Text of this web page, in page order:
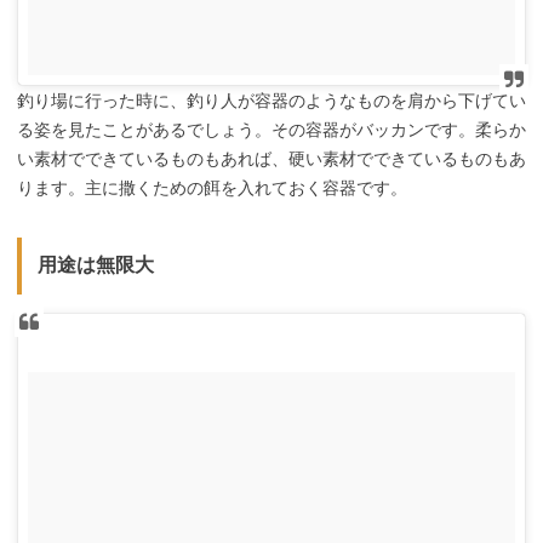
釣り場に行った時に、釣り人が容器のようなものを肩から下げてい
る姿を見たことがあるでしょう。その容器がバッカンです。柔らか
い素材でできているものもあれば、硬い素材でできているものもあ
ります。主に撒くための餌を入れておく容器です。
用途は無限大